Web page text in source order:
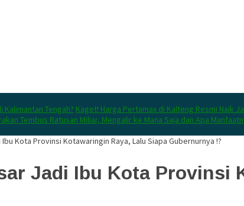
Tengah? Kaget! Harga Pertamax di Kalteng Resmi Naik
Tembus Ratusan Miliar, Mengalir ke Mana Saja dan Apa
Kota Provinsi Kotawaringin Raya, Lalu Siapa Gubernurnya !?
Jadi Ibu Kota Provinsi